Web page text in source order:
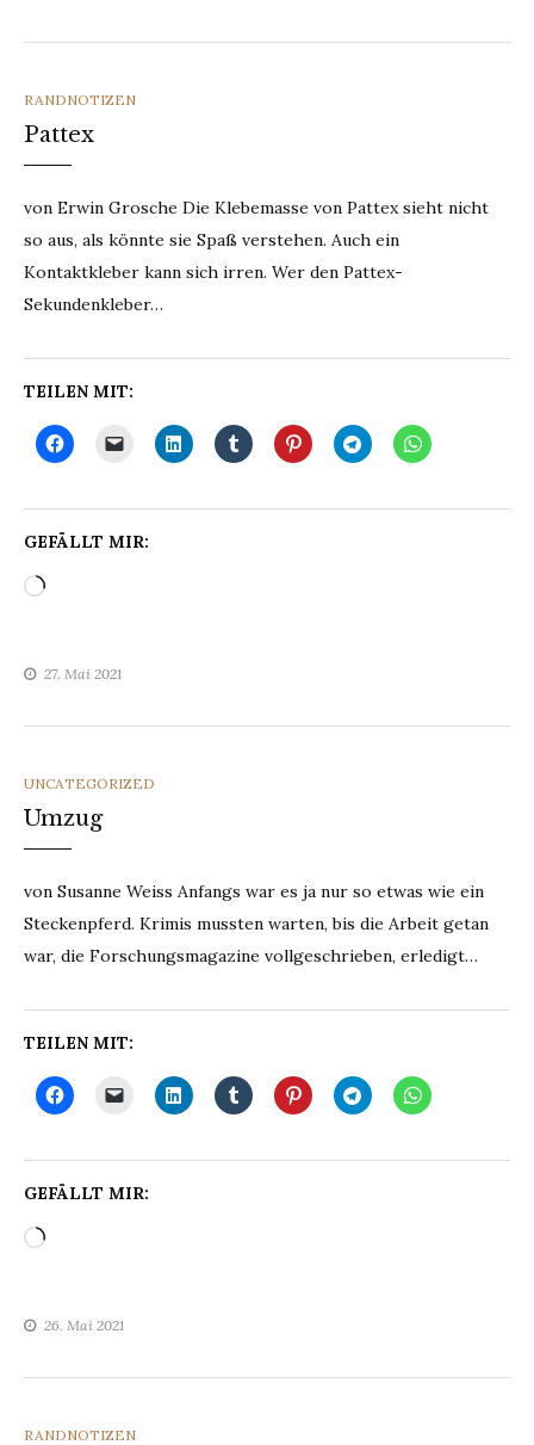
CATEGORIES
RANDNOTIZEN
Pattex
von Erwin Grosche Die Klebemasse von Pattex sieht nicht
so aus, als könnte sie Spaß verstehen. Auch ein
Kontaktkleber kann sich irren. Wer den Pattex-
Sekundenkleber…
TEILEN MIT:
GEFÄLLT MIR:
Wird
27. Mai 2021
CATEGORIES
UNCATEGORIZED
Umzug
von Susanne Weiss Anfangs war es ja nur so etwas wie ein
Steckenpferd. Krimis mussten warten, bis die Arbeit getan
war, die Forschungsmagazine vollgeschrieben, erledigt…
TEILEN MIT:
GEFÄLLT MIR:
Wird
26. Mai 2021
CATEGORIES
RANDNOTIZEN